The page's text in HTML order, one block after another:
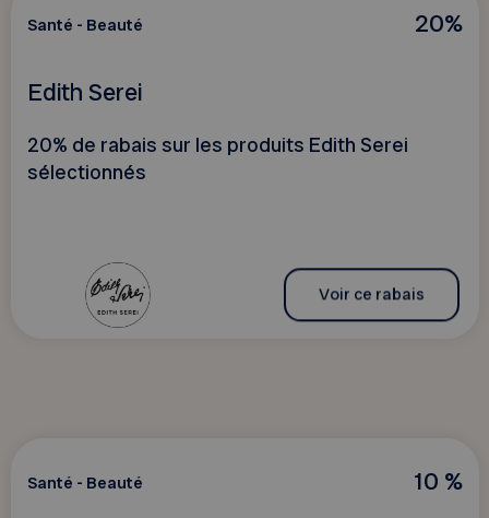
20%
Santé - Beauté
Edith Serei
20% de rabais sur les produits Edith Serei
sélectionnés
Voir ce rabais
10 %
Santé - Beauté